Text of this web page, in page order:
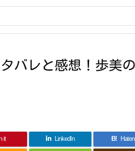
バレと感想！歩美
it LinkedIn B!